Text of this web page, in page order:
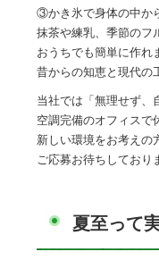
③かき氷で身体の中か
抹茶や練乳、季節のフ
おうちでも簡単に作れ
昔からの知恵と現代の
当社では「無理せず、
空調完備のオフィスで
新しい環境をお考えの
ご応募お待ちしており
夏至って